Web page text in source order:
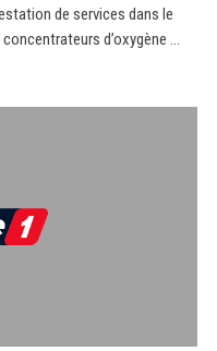
de services dans le
d’oxygène ...